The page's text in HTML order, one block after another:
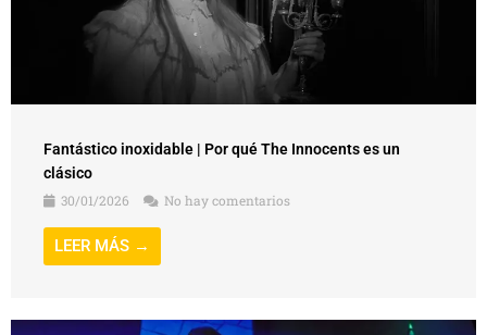
Fantástico inoxidable | Por qué The Innocents es un
clásico
30/01/2026
No hay comentarios
LEER MÁS →